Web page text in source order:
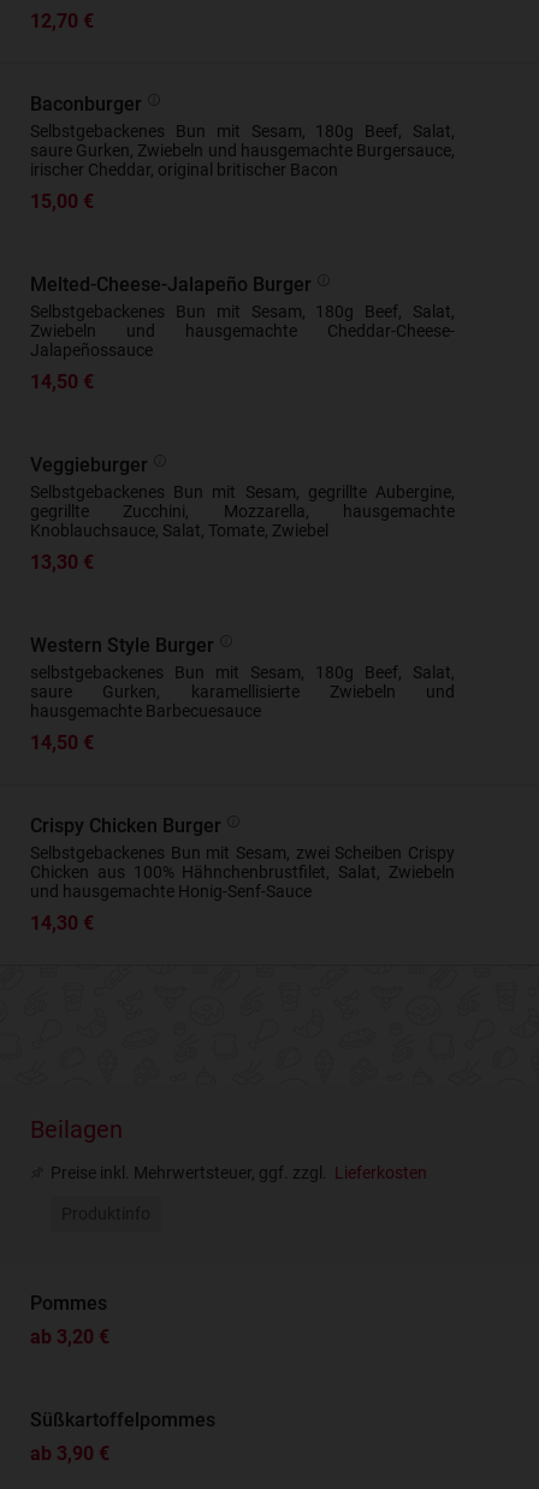
12,70 €
Baconburger
Selbstgebackenes Bun mit Sesam, 180g Beef, Salat,
saure Gurken, Zwiebeln und hausgemachte Burgersauce,
irischer Cheddar, original britischer Bacon
15,00 €
Melted-Cheese-Jalapeño Burger
Selbstgebackenes Bun mit Sesam, 180g Beef, Salat,
Zwiebeln und hausgemachte Cheddar-Cheese-
Jalapeñossauce
14,50 €
Veggieburger
Selbstgebackenes Bun mit Sesam, gegrillte Aubergine,
gegrillte Zucchini, Mozzarella, hausgemachte
Knoblauchsauce, Salat, Tomate, Zwiebel
13,30 €
Western Style Burger
selbstgebackenes Bun mit Sesam, 180g Beef, Salat,
saure Gurken, karamellisierte Zwiebeln und
hausgemachte Barbecuesauce
14,50 €
Crispy Chicken Burger
Selbstgebackenes Bun mit Sesam, zwei Scheiben Crispy
Chicken aus 100% Hähnchenbrustfilet, Salat, Zwiebeln
und hausgemachte Honig-Senf-Sauce
14,30 €
Beilagen
Preise inkl. Mehrwertsteuer, ggf. zzgl. Lieferkosten
Pommes
ab 3,20 €
Süßkartoffelpommes
ab 3,90 €